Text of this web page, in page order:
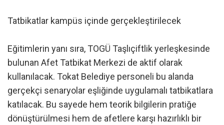
Tatbikatlar kampüs içinde gerçekleştirilecek
Eğitimlerin yanı sıra, TOGÜ Taşlıçiftlik yerleşkesinde
bulunan Afet Tatbikat Merkezi de aktif olarak
kullanılacak. Tokat Belediye personeli bu alanda
gerçekçi senaryolar eşliğinde uygulamalı tatbikatlara
katılacak. Bu sayede hem teorik bilgilerin pratiğe
dönüştürülmesi hem de afetlere karşı hazırlıklı bir